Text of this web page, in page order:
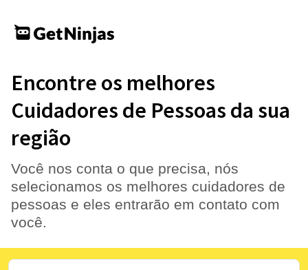
Encontre os melhores
Cuidadores de Pessoas da sua
região
Você nos conta o que precisa, nós
selecionamos os melhores cuidadores de
pessoas e eles entrarão em contato com
você.